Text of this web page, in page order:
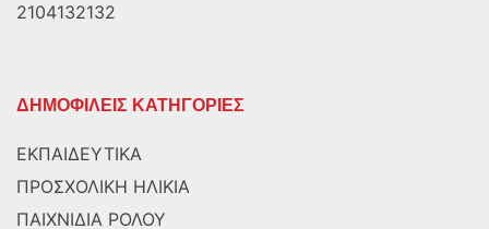
2104132132
ΔΗΜΟΦΙΛΕΙΣ ΚΑΤΗΓΟΡΙΕΣ
ΕΚΠΑΙΔΕΥΤΙΚΑ
ΠΡΟΣΧΟΛΙΚΗ ΗΛΙΚΙΑ
ΠΑΙΧΝΙΔΙΑ ΡΟΛΟΥ